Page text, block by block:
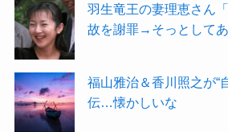
羽生竜王の妻理恵さん
故を謝罪→そっとしてあ
福山雅治＆香川照之が“
伝…懐かしいな